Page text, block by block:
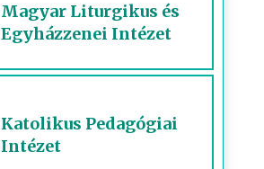
Magyar Liturgikus és
Egyházzenei Intézet
Katolikus Pedagógiai
Intézet